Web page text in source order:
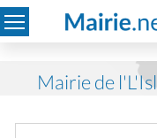
Mairie de